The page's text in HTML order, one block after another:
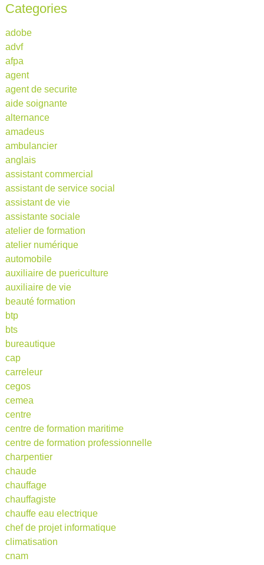
Categories
adobe
advf
afpa
agent
agent de securite
aide soignante
alternance
amadeus
ambulancier
anglais
assistant commercial
assistant de service social
assistant de vie
assistante sociale
atelier de formation
atelier numérique
automobile
auxiliaire de puericulture
auxiliaire de vie
beauté formation
btp
bts
bureautique
cap
carreleur
cegos
cemea
centre
centre de formation maritime
centre de formation professionnelle
charpentier
chaude
chauffage
chauffagiste
chauffe eau electrique
chef de projet informatique
climatisation
cnam